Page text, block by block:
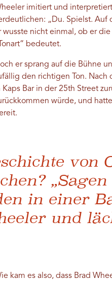
imitiert und
„Du. Spielst. Auf
wusste nicht einmal, ob er
bedeutet.
er sprang auf die Bühne
den richtigen Ton. Nach
Kaps Bar in der 25th Street
würde, und
von
in einer
und
kam es also, dass Brad